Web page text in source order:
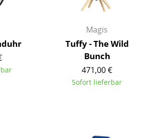
Tische
Magis
Tuffy - The Wild
Bunch
471,00 €
Sofort lieferbar